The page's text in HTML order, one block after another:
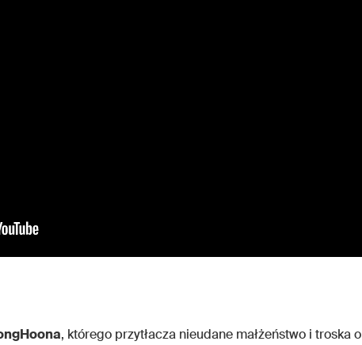
, którego przytłacza nieudane małżeństwo i troska o